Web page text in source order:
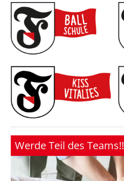
Werde Teil des Teams!!